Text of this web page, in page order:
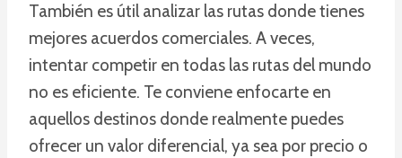
También es útil analizar las rutas donde tienes
mejores acuerdos comerciales. A veces,
intentar competir en todas las rutas del mundo
no es eficiente. Te conviene enfocarte en
aquellos destinos donde realmente puedes
ofrecer un valor diferencial, ya sea por precio o